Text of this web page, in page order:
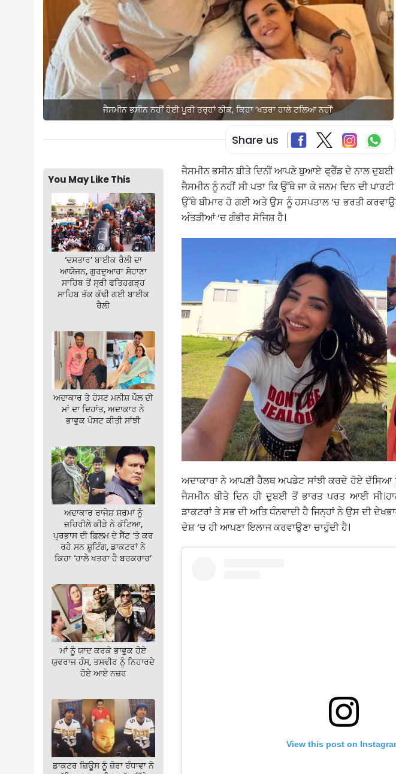
ਜੈਸਮੀਨ ਭਸੀਨ ਨਹੀਂ ਹੋਈ ਪੂਰੀ ਤਰ੍ਹਾਂ ਠੀਕ, ਕਿਹਾ ‘ਖਤਰਾ ਹਾਲੇ ਟਲਿਆ ਨਹੀਂ’
Share us
You May Like This
‘ਦਸਤਾਰ’ ਬਾਈਕ ਰੈਲੀ ਦਾ
ਆਯੋਜਨ, ਗੁਰਦੁਆਰਾ ਸੋਹਾਣਾ
ਸਾਹਿਬ ਤੋਂ ਸ੍ਰੀ ਫਤਿਹਗੜ੍ਹ
ਸਾਹਿਬ ਤੱਕ ਕੱਢੀ ਗਈ ਬਾਈਕ
ਰੈਲੀ
ਅਦਾਕਾਰ ਤੇ ਹੋਸਟ ਮਨੀਸ਼ ਪੌਲ ਦੀ
ਮਾਂ ਦਾ ਦਿਹਾਂਤ, ਅਦਾਕਾਰ ਨੇ
ਭਾਵੁਕ ਪੋਸਟ ਕੀਤੀ ਸਾਂਝੀ
ਅਦਾਕਾਰ ਰਾਜੇਸ਼ ਸ਼ਰਮਾ ਨੂੰ
ਜ਼ਹਿਰੀਲੇ ਕੀੜੇ ਨੇ ਕੱਟਿਆ,
ਪ੍ਰਭਾਸ ਦੀ ਫ਼ਿਲਮ ਦੇ ਸੈੱਟ ‘ਤੇ ਕਰ
ਰਹੇ ਸਨ ਸ਼ੂਟਿੰਗ, ਡਾਕਟਰਾਂ ਨੇ
ਕਿਹਾ ‘ਹਾਲੇ ਖਤਰਾ ਹੈ ਬਰਕਰਾਰ’
ਮਾਂ ਨੂੰ ਯਾਦ ਕਰਕੇ ਭਾਵੁਕ ਹੋਏ
ਯੁਵਰਾਜ ਹੰਸ, ਤਸਵੀਰ ਨੂੰ ਨਿਹਾਰਦੇ
ਹੋਏ ਆਏ ਨਜ਼ਰ
ਡਾਕਟਰ ਜ਼ਿਊਸ ਨੂੰ ਜ਼ੋਰਾ ਰੰਧਾਵਾ ਨੇ
ਜੈਸਮੀਨ ਭਸੀਨ ਬੀਤੇ ਦਿਨੀਂ ਆਪਣੇ ਬੁਆਏ ਫ੍ਰੈਂਡ ਦੇ ਨਾਲ
ਜੈਸਮੀਨ ਨੂੰ ਨਹੀਂ ਸੀ ਪਤਾ ਕਿ ਉੱਥੇ ਜਾ ਕੇ ਜਨਮ ਦਿਨ ਦੀ
ਉੱਥੇ ਬੀਮਾਰ ਹੋ ਗਈ ਅਤੇ ਉਸ ਨੂੰ ਹਸਪਤਾਲ ‘ਚ ਭਰਤੀ
ਅੰਤੜੀਆਂ ‘ਚ ਗੰਭੀਰ ਸੋਜਿਸ਼ ਹੈ।
ਅਦਾਕਾਰਾ ਨੇ ਆਪਣੀ ਹੈਲਥ ਅਪਡੇਟ ਸਾਂਝੀ ਕਰਦੇ ਹੋਏ ਦੱਸਿਆ
ਜੈਸਮੀਨ ਬੀਤੇ ਦਿਨ ਹੀ ਦੁਬਈ ਤੋਂ ਭਾਰਤ ਪਰਤ ਆਈ
ਡਾਕਟਰਾਂ ਤੇ ਸਭ ਦੀ ਅਤਿ ਧੰਨਵਾਦੀ ਹੈ ਜਿਨ੍ਹਾਂ ਨੇ ਉਸ ਦੀ
ਦੇਸ਼ ‘ਚ ਹੀ ਆਪਣਾ ਇਲਾਜ ਕਰਵਾਉਣਾ ਚਾਹੁੰਦੀ ਹੈ।
View this post on